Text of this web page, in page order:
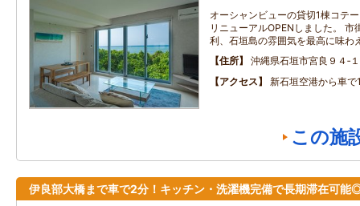
オーシャンビューの貸切1棟コテ
リニューアルOPENしました。 市
利、石垣島の雰囲気を最高に味わ
住所
沖縄県石垣市宮良９４‐１
アクセス
新石垣空港から車で
この施
伊良部大橋まで車で2分！キッチン・洗濯機完備で長期滞在可能